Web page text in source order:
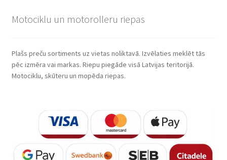
Motociklu un motorolleru riepas
Plašs preču sortiments uz vietas noliktavā. Izvēlaties meklēt tās
pēc izmēra vai markas. Riepu piegāde visā Latvijas teritorijā.
Motociklu, skūteru un mopēda riepas.